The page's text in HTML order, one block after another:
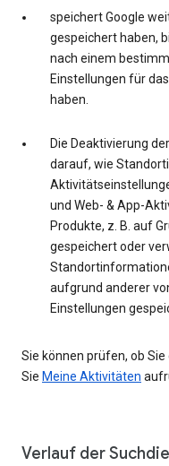
speichert Google
gespeichert haben,
nach einem
Einstellungen für
haben.
Die Deaktivierung
darauf, wie
und Web- & App-
Produkte, z. B. auf
gespeichert oder
aufgrund anderer
Einstellungen
Sie können prüfen, ob
Sie Meine Aktivitäten
Verlauf der